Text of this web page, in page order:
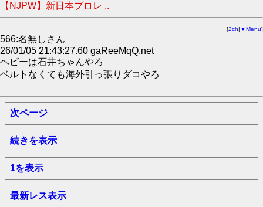
【NJPW】新日本プロレ ..
[2ch| ▼Menu]
566:名無しさん
26/01/05 21:43:27.60 gaReeMqQ.net
ヘビーは石井ちゃんやろ
ベルトなくても海外引っ張りダコやろ
次ページ
続きを表示
1を表示
最新レス表示